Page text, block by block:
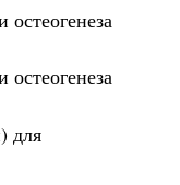
остеогенеза
остеогенеза
для